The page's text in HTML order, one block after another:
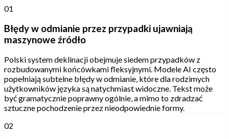
01
Błędy w odmianie przez przypadki ujawniają
maszynowe źródło
Polski system deklinacji obejmuje siedem przypadków z
rozbudowanymi końcówkami fleksyjnymi. Modele AI często
popełniają subtelne błędy w odmianie, które dla rodzimych
użytkowników języka są natychmiast widoczne. Tekst może
być gramatycznie poprawny ogólnie, a mimo to zdradzać
sztuczne pochodzenie przez nieodpowiednie formy.
02